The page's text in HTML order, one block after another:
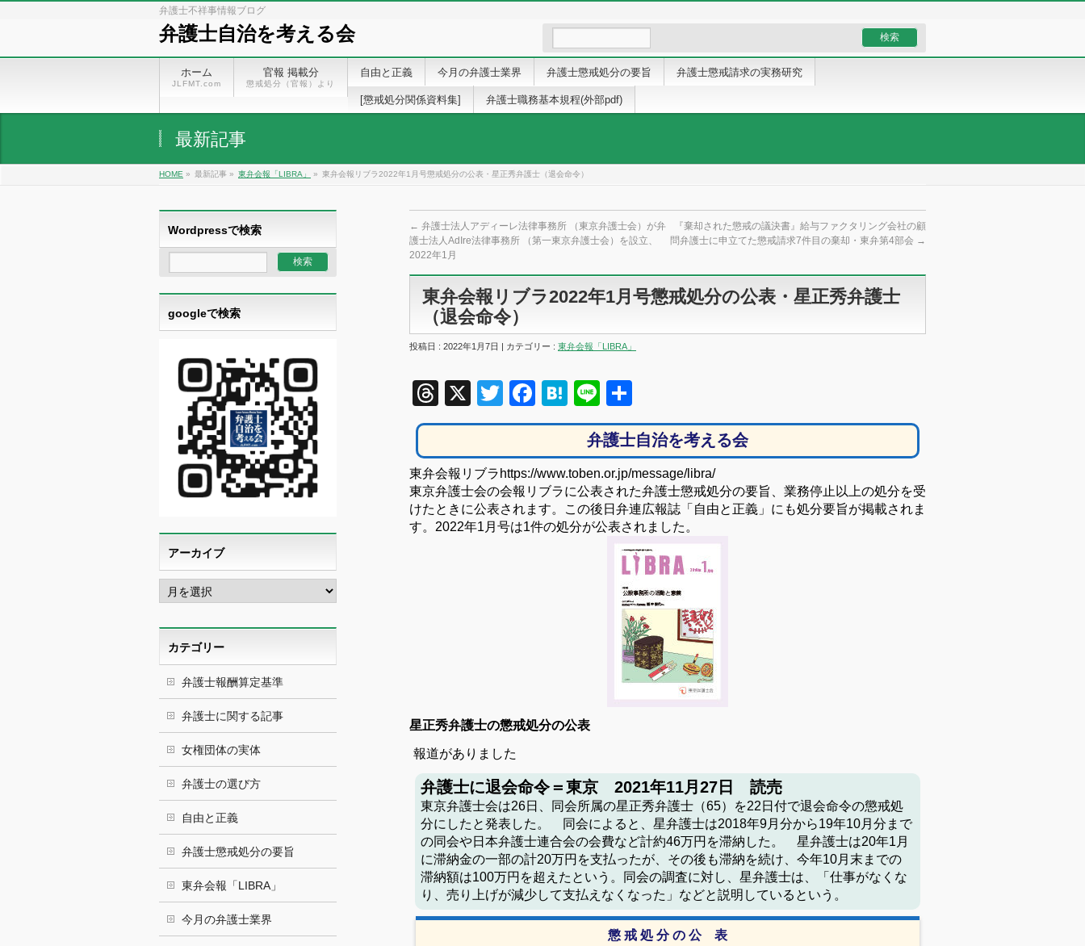
弁護士不祥事情報ブログ
弁護士自治を考える会
ホーム
JLFMT.com
官報 掲載分
懲戒処分（官報）より
自由と正義 今月の弁護士業界 弁護士懲戒処分の要旨 弁護士懲戒請求の実務研究
[懲戒処分関係資料集] 弁護士職務基本規程(外部pdf)
最新記事
HOME » 最新記事 » 東弁会報「LIBRA」 » 東弁会報リブラ2022年1月号懲戒処分の公表・星正秀弁護士（退会命令）
← 弁護士法人アディーレ法律事務所 （東京弁護士会）が弁
護士法人AdIre法律事務所 （第一東京弁護士会）を設立、
2022年1月
『棄却された懲戒の議決書』給与ファクタリング会社の顧
問弁護士に申立てた懲戒請求7件目の棄却・東弁第4部会 →
東弁会報リブラ2022年1月号懲戒処分の公表・星正秀弁護士
（退会命令）
投稿日 : 2022年1月7日 | カテゴリー : 東弁会報「LIBRA」
Threads
X TwitterFacebook
Hatena
Line
有
弁護士自治を考える会
東弁会報リブラhttps://www.toben.or.jp/message/libra/
東京弁護士会の会報リブラに公表された弁護士懲戒処分の要旨、 業務停止以上の処分を受
けたときに公表されます。この後日弁連広報誌「自由と正義」にも処分要旨が掲載されま
す。 2022年1月号は1件の処分が公表されました。
星正秀弁護士の懲戒処分の公表
報道がありました
弁護士に退会命令＝東京 2021年11月27日 読売
東京弁護士会は26日、同会所属の星正秀弁護士（65）を22日付で退会命令の懲戒処
分にしたと発表した。 同会によると、星弁護士は2018年9月分から19年10月分まで
の同会や日本弁護士連合会の会費など計約46万円を滞納した。 星弁護士は20年1月
に滞納金の一部の計20万円を支払ったが、その後も滞納を続け、今年10月末までの
滞納額は100万円を超えたという。同会の調査に対し、星弁護士は、「仕事がなくな
り、売り上げが減少して支払えなくなった」などと説明しているという。
懲 戒 処 分 の 公 表
Wordpressで検索
googleで検索
アーカイブ
ア
ー
イ
ブカテゴリー
弁護士報酬算定基準
弁護士に関する記事
女権団体の実体
弁護士の選び方
自由と正義
弁護士懲戒処分の要旨
東弁会報「LIBRA」
今月の弁護士業界